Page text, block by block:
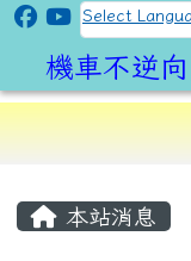
跳至主內容區
CLPS Site
Select
機車不逆
導覽列
本站消息